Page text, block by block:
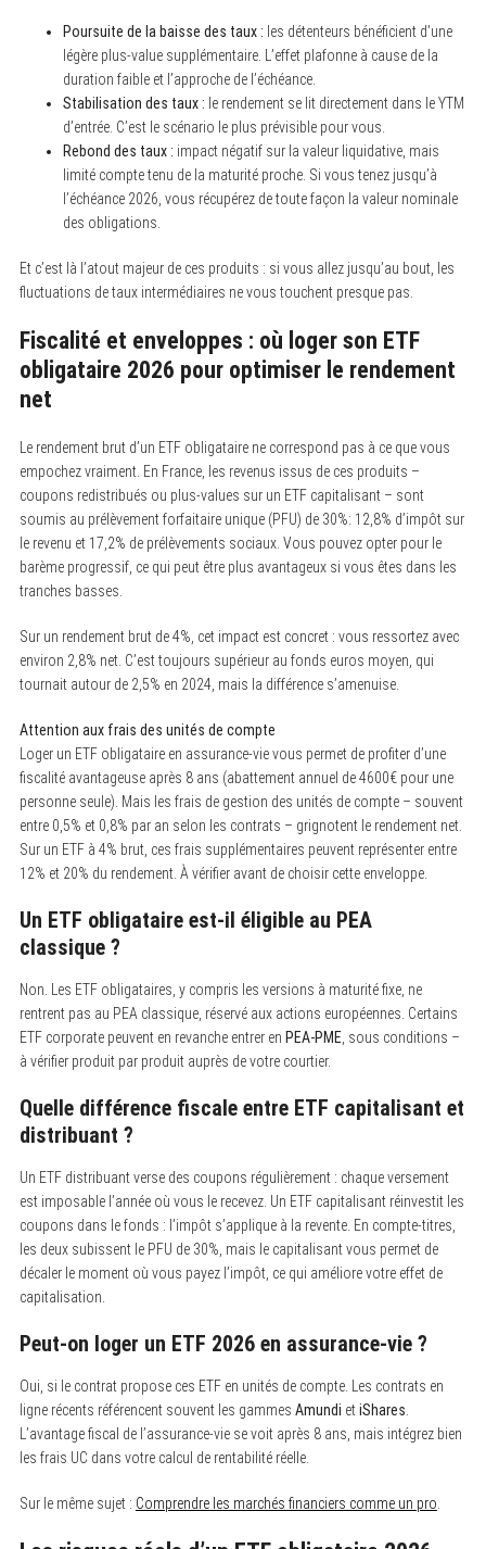
Poursuite de la baisse des taux : les détenteurs bénéficient d’une
légère plus-value supplémentaire. L’effet plafonne à cause de la
duration faible et l’approche de l’échéance.
Stabilisation des taux : le rendement se lit directement dans le YTM
d’entrée. C’est le scénario le plus prévisible pour vous.
Rebond des taux : impact négatif sur la valeur liquidative, mais
limité compte tenu de la maturité proche. Si vous tenez jusqu’à
l’échéance 2026, vous récupérez de toute façon la valeur nominale
des obligations.
Et c’est là l’atout majeur de ces produits : si vous allez jusqu’au bout, les
fluctuations de taux intermédiaires ne vous touchent presque pas.
Fiscalité et enveloppes : où loger son ETF
obligataire 2026 pour optimiser le rendement
net
Le rendement brut d’un ETF obligataire ne correspond pas à ce que vous
empochez vraiment. En France, les revenus issus de ces produits –
coupons redistribués ou plus-values sur un ETF capitalisant – sont
soumis au prélèvement forfaitaire unique (PFU) de 30%: 12,8% d’impôt sur
le revenu et 17,2% de prélèvements sociaux. Vous pouvez opter pour le
barème progressif, ce qui peut être plus avantageux si vous êtes dans les
tranches basses.
Sur un rendement brut de 4%, cet impact est concret : vous ressortez avec
environ 2,8% net. C’est toujours supérieur au fonds euros moyen, qui
tournait autour de 2,5% en 2024, mais la différence s’amenuise.
Attention aux frais des unités de compte
Loger un ETF obligataire en assurance-vie vous permet de profiter d’une
fiscalité avantageuse après 8 ans (abattement annuel de 4600€ pour une
personne seule). Mais les frais de gestion des unités de compte – souvent
entre 0,5% et 0,8% par an selon les contrats – grignotent le rendement net.
Sur un ETF à 4% brut, ces frais supplémentaires peuvent représenter entre
12% et 20% du rendement. À vérifier avant de choisir cette enveloppe.
Un ETF obligataire est-il éligible au PEA
classique ?
Non. Les ETF obligataires, y compris les versions à maturité fixe, ne
rentrent pas au PEA classique, réservé aux actions européennes. Certains
ETF corporate peuvent en revanche entrer en PEA-PME , sous conditions –
à vérifier produit par produit auprès de votre courtier.
Quelle différence fiscale entre ETF capitalisant et
distribuant ?
Un ETF distribuant verse des coupons régulièrement : chaque versement
est imposable l’année où vous le recevez. Un ETF capitalisant réinvestit les
coupons dans le fonds : l’impôt s’applique à la revente. En compte-titres,
les deux subissent le PFU de 30%, mais le capitalisant vous permet de
décaler le moment où vous payez l’impôt, ce qui améliore votre effet de
capitalisation.
Peut-on loger un ETF 2026 en assurance-vie ?
Oui, si le contrat propose ces ETF en unités de compte. Les contrats en
ligne récents référencent souvent les gammes Amundi etiShares
L’avantage fiscal de l’assurance-vie se voit après 8 ans, mais intégrez bien
les frais UC dans votre calcul de rentabilité réelle.
Sur le même sujet : Comprendre les marchés financiers comme un pro
: